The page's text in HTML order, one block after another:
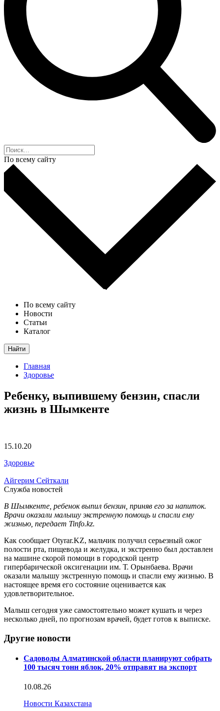
По всему сайту
По всему сайту
Новости
Статьи
Каталог
Найти
Главная
Здоровье
Ребенку, выпившему бензин, спасли
жизнь в Шымкенте
15.10.20
Здоровье
Айгерим Сейткали
Служба новостей
В Шымкенте, ребенок выпил бензин, приняв его за напиток.
Врачи оказали малышу экстренную помощь и спасли ему
жизнью, передает Tinfo.kz.
Как сообщает Otyrar.KZ, мальчик получил серьезный ожог
полости рта, пищевода и желудка, и экстренно был доставлен
на машине скорой помощи в городской центр
гипербарической оксигенации им. Т. Орынбаева. Врачи
оказали малышу экстренную помощь и спасли ему жизнью. В
настоящее время его состояние оценивается как
удовлетворительное.
Малыш сегодня уже самостоятельно может кушать и через
несколько дней, по прогнозам врачей, будет готов к выписке.
Другие новости
Садоводы Алматинской области планируют собрать
100 тысяч тонн яблок, 20% отправят на экспорт
10.08.26
Новости Казахстана